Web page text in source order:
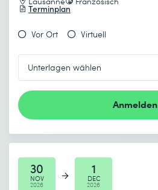
Terminplan
Vor Ort Virtuell
Anmelden
30
NOV
2026
1
DEC
2026